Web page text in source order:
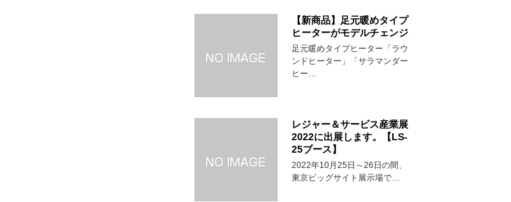
【新商品】足元暖めタイプ
ヒーターがモデルチェンジ
足元暖めタイプヒーター「ラウ
ンドヒーター」「サラマンダー
ヒー…
レジャー＆サービス産業展
2022に出展します。【LS-
25ブース】
2022年10月25日～26日の間、
東京ビッグサイト展示場で…